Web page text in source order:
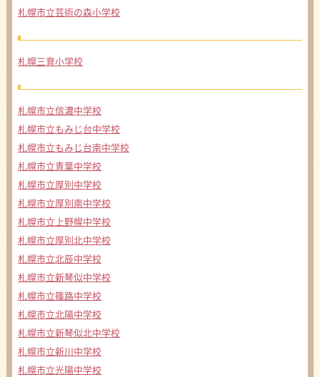
札幌市立芸術の森小学校
札幌三育小学校
札幌市立信濃中学校
札幌市立もみじ台中学校
札幌市立もみじ台南中学校
札幌市立青葉中学校
札幌市立厚別中学校
札幌市立厚別南中学校
札幌市立上野幌中学校
札幌市立厚別北中学校
札幌市立北辰中学校
札幌市立新琴似中学校
札幌市立篠路中学校
札幌市立北陽中学校
札幌市立新琴似北中学校
札幌市立新川中学校
札幌市立光陽中学校